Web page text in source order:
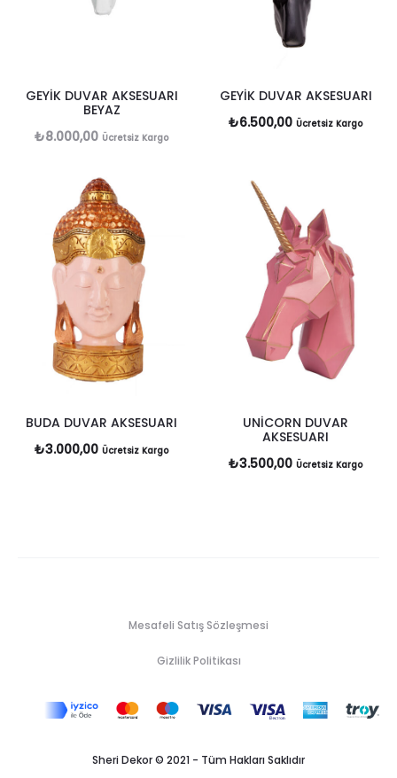
GEYİK DUVAR AKSESUARI
BEYAZ
₺8.000,00 Ücretsiz Kargo
GEYİK DUVAR AKSESUARI
₺6.500,00 Ücretsiz Kargo
BUDA DUVAR AKSESUARI
₺3.000,00 Ücretsiz Kargo
UNİCORN DUVAR
AKSESUARI
₺3.500,00 Ücretsiz Kargo
Mesafeli Satış Sözleşmesi
Gizlilik Politikası
Sheri Dekor © 2021 - Tüm Hakları Saklıdır